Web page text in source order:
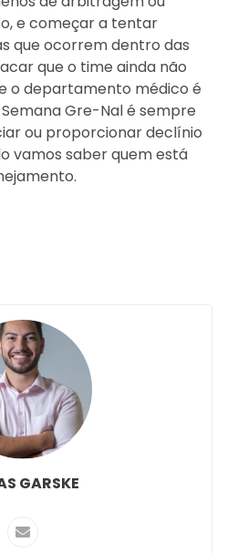
e começar a tentar
que ocorrem dentro das
que o time ainda não
o departamento médico é
Gre-Nal é sempre
ou proporcionar declínio
vamos saber quem está
GARSKE